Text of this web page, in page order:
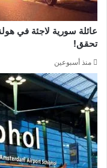
عائلة سورية لاجئة في
تحقق!
منذ أسبوعين